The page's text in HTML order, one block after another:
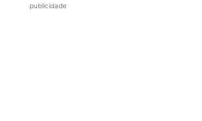
publicidade